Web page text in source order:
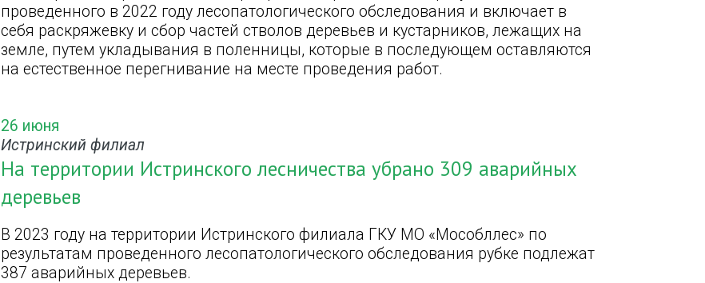
проведенного в 2022 году лесопатологического обследования и включает в
себя раскряжевку и сбор частей стволов деревьев и кустарников, лежащих на
земле, путем укладывания в поленницы, которые в последующем оставляются
на естественное перегнивание на месте проведения работ.
26 июня
Истринский филиал
На территории Истринского лесничества убрано 309 аварийных
деревьев
В 2023 году на территории Истринского филиала ГКУ МО «Мособллес» по
результатам проведенного лесопатологического обследования рубке подлежат
387 аварийных деревьев.